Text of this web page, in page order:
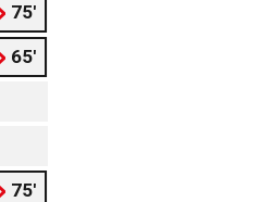
75'
65'
75'